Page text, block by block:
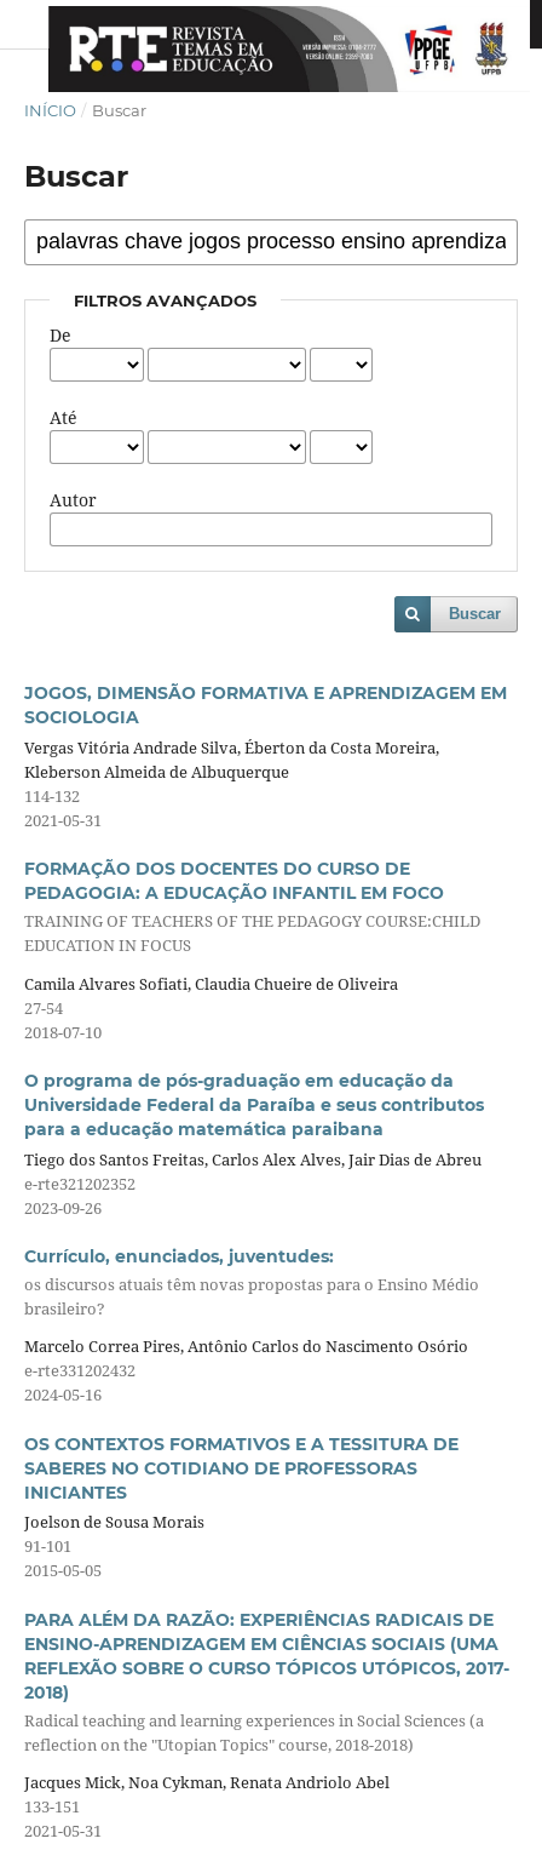
INÍCIO / Buscar
Buscar
FILTROS AVANÇADOS
De
Até
Autor
Buscar
JOGOS, DIMENSÃO FORMATIVA E APRENDIZAGEM EM
SOCIOLOGIA
Vergas Vitória Andrade Silva, Éberton da Costa Moreira,
Kleberson Almeida de Albuquerque
114-132
2021-05-31
FORMAÇÃO DOS DOCENTES DO CURSO DE
PEDAGOGIA: A EDUCAÇÃO INFANTIL EM FOCO
TRAINING OF TEACHERS OF THE PEDAGOGY COURSE:CHILD
EDUCATION IN FOCUS
Camila Alvares Sofiati, Claudia Chueire de Oliveira
27-54
2018-07-10
O programa de pós-graduação em educação da
Universidade Federal da Paraíba e seus contributos
para a educação matemática paraibana
Tiego dos Santos Freitas, Carlos Alex Alves, Jair Dias de Abreu
e-rte321202352
2023-09-26
Currículo, enunciados, juventudes:
os discursos atuais têm novas propostas para o Ensino Médio
brasileiro?
Marcelo Correa Pires, Antônio Carlos do Nascimento Osório
e-rte331202432
2024-05-16
OS CONTEXTOS FORMATIVOS E A TESSITURA DE
SABERES NO COTIDIANO DE PROFESSORAS
INICIANTES
Joelson de Sousa Morais
91-101
2015-05-05
PARA ALÉM DA RAZÃO: EXPERIÊNCIAS RADICAIS DE
ENSINO-APRENDIZAGEM EM CIÊNCIAS SOCIAIS (UMA
REFLEXÃO SOBRE O CURSO TÓPICOS UTÓPICOS, 2017-
2018)
Radical teaching and learning experiences in Social Sciences (a
reflection on the "Utopian Topics" course, 2018-2018)
Jacques Mick, Noa Cykman, Renata Andriolo Abel
133-151
2021-05-31